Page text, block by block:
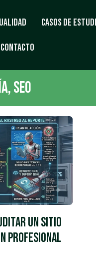
Casos de
Contacto
,SEO
un Sitio
Profesional